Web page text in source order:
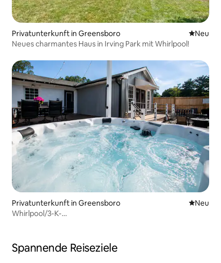
Privatunterkunft in Greensboro Neue
Neu
Neues charmantes Haus in Irving Park mit Whirlpool!
Privatunterkunft in Greensboro Neue
Neu
Whirlpool/3-K-
Spannende Reiseziele